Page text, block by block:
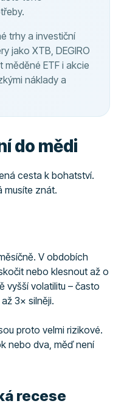
trhy a investiční
jako XTB, DEGIRO
ETF i akcie
náklady a
do mědi
cesta k bohatství.
musíte znát.
V obdobích
nebo klesnout až o
vyšší volatilitu – často
3× silněji.
proto velmi rizikové.
nebo dva, měď není
recese